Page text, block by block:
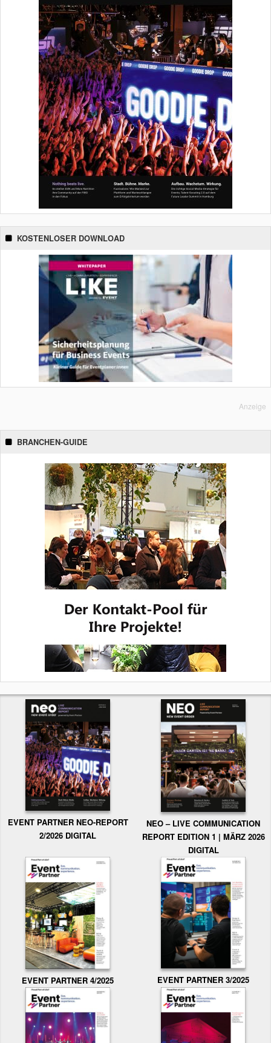
KOSTENLOSER DOWNLOAD
Anzeige
BRANCHEN-GUIDE
EVENT PARTNER NEO-REPORT
2/2026 DIGITAL
NEO – LIVE COMMUNICATION
REPORT EDITION 1 | MÄRZ 2026
DIGITAL
EVENT PARTNER 4/2025 EVENT PARTNER 3/2025